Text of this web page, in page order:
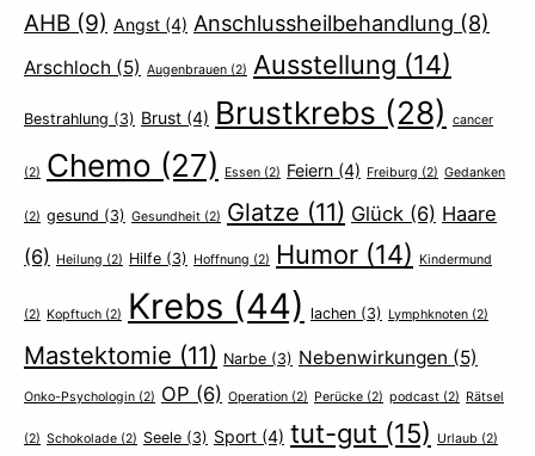
AHB (9) Angst (4) Anschlussheilbehandlung (8)
Arschloch (5) Augenbrauen (2) Ausstellung (14)
Bestrahlung (3) Brust (4) Brustkrebs (28) cancer
(2) Chemo (27) Essen (2) Feiern (4) Freiburg (2) Gedanken
(2) gesund (3) Gesundheit (2) Glatze (11) Glück (6) Haare
(6) Heilung (2) Hilfe (3) Hoffnung (2) Humor (14) Kindermund
(2) Kopftuch (2) Krebs (44) lachen (3) Lymphknoten (2)
Mastektomie (11) Narbe (3) Nebenwirkungen (5)
Onko-Psychologin (2) OP (6) Operation (2) Perücke (2) podcast (2) Rätsel
(2) Schokolade (2) Seele (3) Sport (4) tut-gut (15) Urlaub (2)